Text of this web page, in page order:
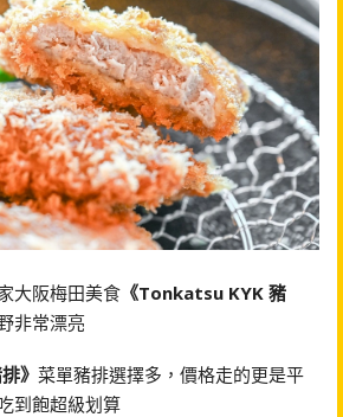
大阪梅田美食 《Tonkatsu KYK 豬
非常漂亮
》 菜單豬排選擇多，價格走的更是平
到飽超級划算